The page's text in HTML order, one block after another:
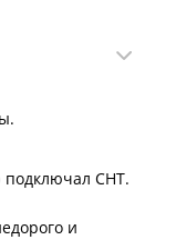
подключал СНТ.
и